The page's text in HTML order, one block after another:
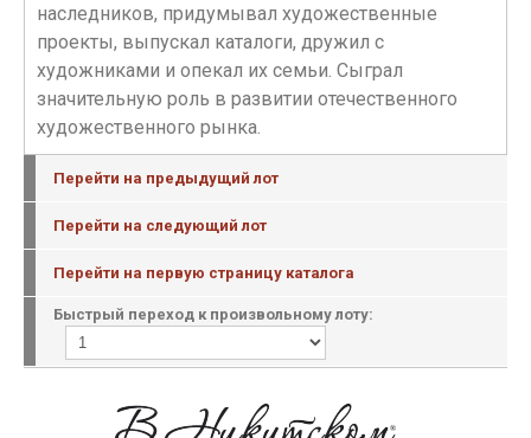
наследников, придумывал художественные
проекты, выпускал каталоги, дружил с
художниками и опекал их семьи. Сыграл
значительную роль в развитии отечественного
художественного рынка.
Перейти на предыдущий лот
Перейти на следующий лот
Перейти на первую страницу каталога
Быстрый переход к произвольному лоту: